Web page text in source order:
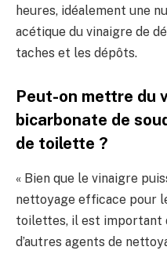
heures, idéalement une
acétique du vinaigre de
taches et les dépôts.
Peut-on mettre du
bicarbonate de
de toilette ?
« Bien que le vinaigre
nettoyage efficace pour
toilettes, il est important
d’autres agents de